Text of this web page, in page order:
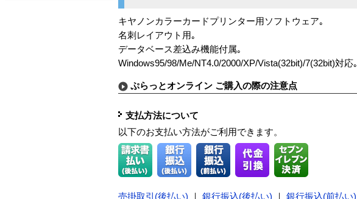
キヤノンカラーカードプリンター用ソフトウェア｡
名刺レイアウト用｡
データベース差込み機能付属｡
Windows95/98/Me/NT4.0/2000/XP/Vista(32bit)/7(32bit)対応｡
ぷらっとオンライン ご購入の際の注意点
支払方法について
以下のお支払い方法がご利用できます。
売掛取引(後払い) 銀行振込(後払い) 銀行振込(前払い)